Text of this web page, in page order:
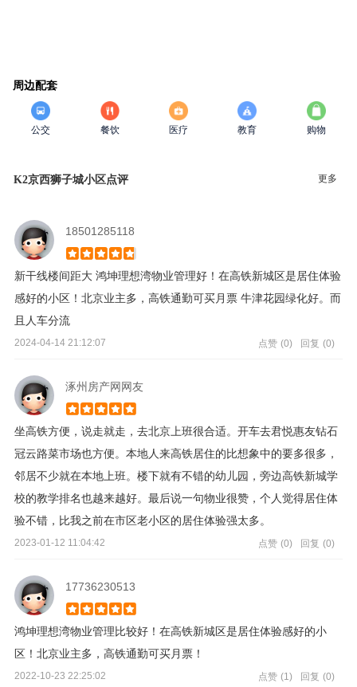
周边配套
公交 餐饮 医疗 教育 购物
K2京西狮子城小区点评 更多
18501285118
新干线楼间距大 鸿坤理想湾物业管理好！在高铁新城区是居住体验
感好的小区！北京业主多，高铁通勤可买月票 牛津花园绿化好。而
且人车分流
2024-04-14 21:12:07 回复 (0)
点赞 (0)
涿州房产网网友
坐高铁方便，说走就走，去北京上班很合适。开车去君悦惠友钻石
冠云路菜市场也方便。本地人来高铁居住的比想象中的要多很多，
邻居不少就在本地上班。楼下就有不错的幼儿园，旁边高铁新城学
校的教学排名也越来越好。最后说一句物业很赞，个人觉得居住体
验不错，比我之前在市区老小区的居住体验强太多。
2023-01-12 11:04:42 回复 (0)
点赞 (0)
17736230513
鸿坤理想湾物业管理比较好！在高铁新城区是居住体验感好的小
区！北京业主多，高铁通勤可买月票！
2022-10-23 22:25:02 回复 (0)
点赞 (1)